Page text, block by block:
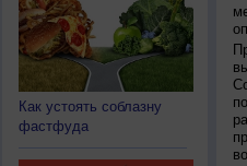
Как устоять соблазну
фастфуда